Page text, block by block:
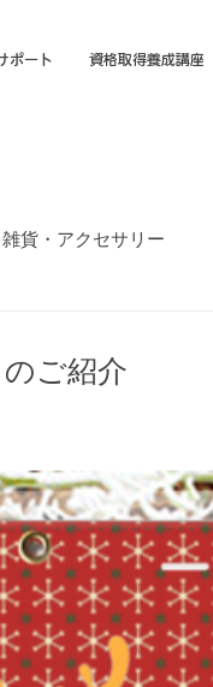
ポート 資格取得養成講座
雑貨・アクセサリー
ご紹介